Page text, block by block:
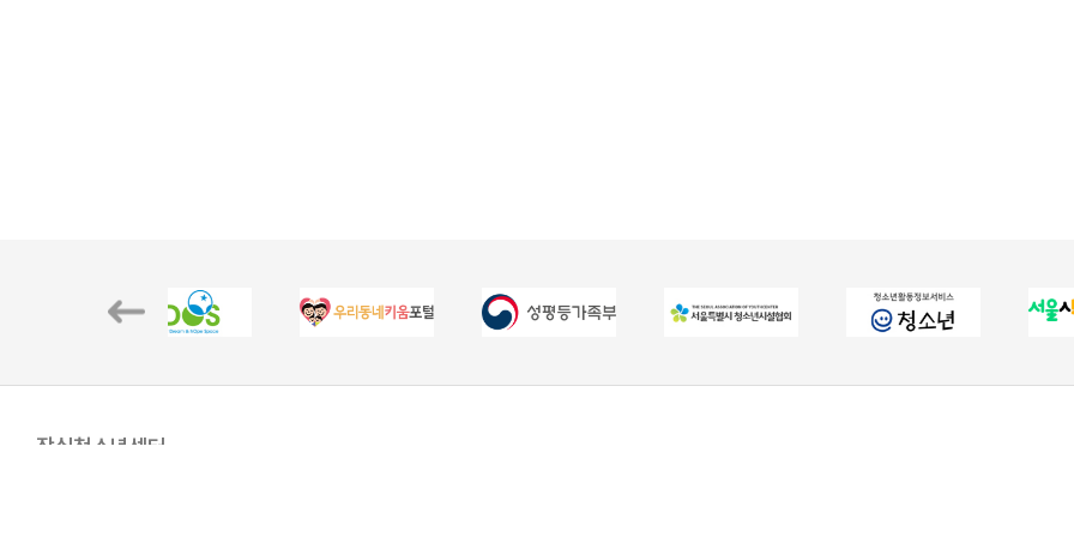
잠실청소년센터